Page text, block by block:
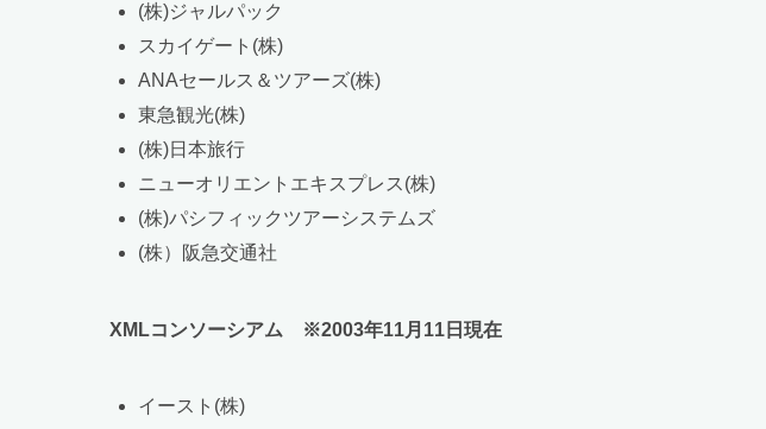
(株)ジャルパック
スカイゲート(株)
ANAセールス＆ツアーズ(株)
東急観光(株)
(株)日本旅行
ニューオリエントエキスプレス(株)
(株)パシフィックツアーシステムズ
(株）阪急交通社
XMLコンソーシアム ※2003年11月11日現在
イースト(株)